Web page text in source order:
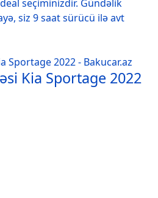
seçiminizdir. Gündəlik
siz 9 saat sürücü ilə avt
Kia Sportage 2022